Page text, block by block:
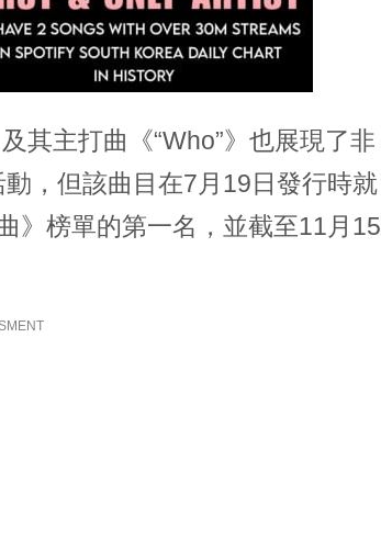
其主打曲《“Who”》也展現了非
，但該曲目在7月19日發行時就
》榜單的第一名，並截至11月15